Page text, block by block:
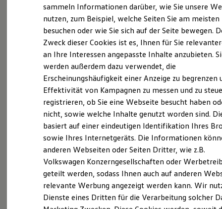
Reichweite
Reichweite der ID. Modelle
Reichweite im Winter
Laden
Laden unterwegs
Laden Zuhause
Ladezeitensimulator
Batterie
Sicherheit
Garantie und Lebensdauer
Nachhaltigkeit
Technologie
Kosten und Kauf
Verbrauchskosten
Kaufoptionen
E-Auto-Förderung
Software und Konnektivität
Die ID. Software 6
ID. Software Versionen und Updates
Digitale Extras
Schnittstellen zu Ihrem ID.
Exterieur
Harmonisch aufeinander abgestimmt: Mit
beleuchtendem VolkswagenLogo und schnittigen
Frontstoßfängern weiß der Golfoptisch zu
überzeugen. Auch die neuen Scheinwerfer und
Rückleuchten mit optionalen dynamischen
sammeln Informationen darüber, wie Sie unsere
nutzen, zum Beispiel, welche Seiten Sie am meisten
besuchen oder wie Sie sich auf der Seite bewegen.
Zweck dieser Cookies ist es, Ihnen für Sie
an Ihre Interessen angepasste Inhalte anzubieten.
werden außerdem dazu verwendet, die
Erscheinungshäufigkeit einer Anzeige zu begrenzen
Effektivität von Kampagnen zu messen und zu
registrieren, ob Sie eine Webseite besucht haben
nicht, sowie welche Inhalte genutzt worden sind.
basiert auf einer eindeutigen Identifikation Ihres
sowie Ihres Internetgeräts. Die Informationen
anderen Webseiten oder Seiten Dritter, wie z.B.
Volkswagen Konzerngesellschaften oder
geteilt werden, sodass Ihnen auch auf anderen
relevante Werbung angezeigt werden kann. Wir
Dienste eines Dritten für die Verarbeitung solcher